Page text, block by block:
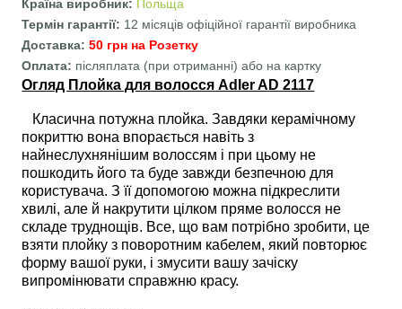
Країна виробник: Польща
Термін гарантії: 12 місяців офіційної гарантії виробника
Доставка:50 грн на Розетку
Оплата: післяплата (при отриманні) або на картку
Огляд Плойка для волосся Adler AD 2117
Класична потужна плойка. Завдяки керамічному
покриттю вона впорається навіть з
найнеслухнянішим волоссям і при цьому не
пошкодить його та буде завжди безпечною для
користувача. З її допомогою можна підкреслити
хвилі, але й накрутити цілком пряме волосся не
складе труднощів. Все, що вам потрібно зробити, це
взяти плойку з поворотним кабелем, який повторює
форму вашої руки, і змусити вашу зачіску
випромінювати справжню красу.